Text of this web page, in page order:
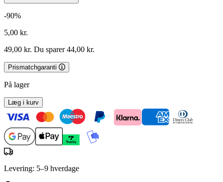
-90%
5,00 kr.
49,00 kr. Du sparer 44,00 kr.
Prismatchgaranti
På lager
Læg i kurv
Levering: 5–9 hverdage